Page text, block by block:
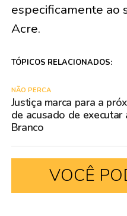
especificamente ao
Acre.
TÓPICOS RELACIONADOS:
NÃO PERCA
Justiça marca para a
de acusado de
Branco
VOCÊ